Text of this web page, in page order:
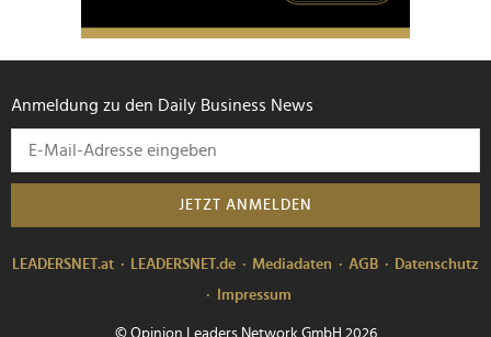
Anmeldung zu den Daily Business News
JETZT ANMELDEN
LEADERSNET.at LEADERSNET.de Mediadaten AGB
Datenschutz
Impressum